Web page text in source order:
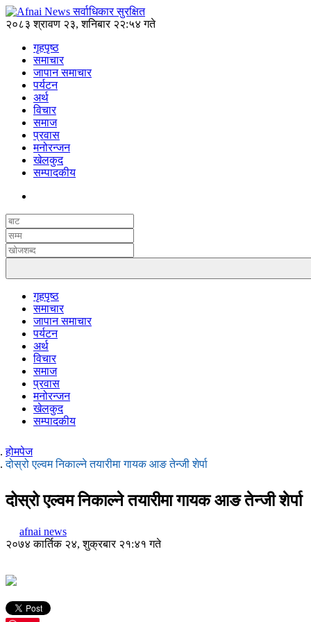
२०८३ श्रावण २३, शनिबार २२:५४ गते
गृहपृष्ठ
समाचार
जापान समाचार
पर्यटन
अर्थ
विचार
समाज
प्रवास
मनोरन्जन
खेलकुद
सम्पादकीय
गृहपृष्ठ
समाचार
जापान समाचार
पर्यटन
अर्थ
विचार
समाज
प्रवास
मनोरन्जन
खेलकुद
सम्पादकीय
होमपेज
दोस्रो एल्वम निकाल्ने तयारीमा गायक आङ तेन्जी शेर्पा
दोस्रो एल्वम निकाल्ने तयारीमा गायक आङ तेन्जी शेर्पा
afnai news
२०७४ कार्तिक २४, शुक्रबार २१:४१ गते